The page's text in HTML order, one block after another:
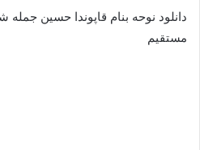
دانلود نوحه بنام قاپوندا حسین جمله
مستقیم